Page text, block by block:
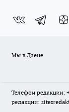
Мы в Дзене
Телефон редакции:
редакции: